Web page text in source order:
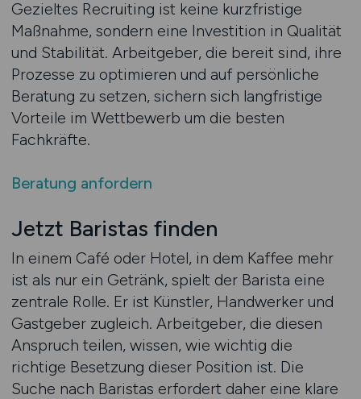
Gezieltes Recruiting ist keine kurzfristige
Maßnahme, sondern eine Investition in Qualität
und Stabilität. Arbeitgeber, die bereit sind, ihre
Prozesse zu optimieren und auf persönliche
Beratung zu setzen, sichern sich langfristige
Vorteile im Wettbewerb um die besten
Fachkräfte.
Beratung anfordern
Jetzt Baristas finden
In einem Café oder Hotel, in dem Kaffee mehr
ist als nur ein Getränk, spielt der Barista eine
zentrale Rolle. Er ist Künstler, Handwerker und
Gastgeber zugleich. Arbeitgeber, die diesen
Anspruch teilen, wissen, wie wichtig die
richtige Besetzung dieser Position ist. Die
Suche nach Baristas erfordert daher eine klare